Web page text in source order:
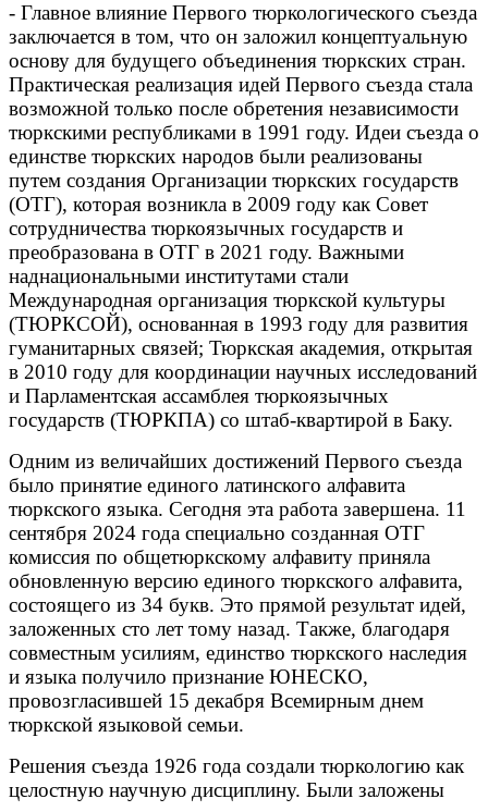
- Главное влияние Первого тюркологического съезда
заключается в том, что он заложил концептуальную
основу для будущего объединения тюркских стран.
Практическая реализация идей Первого съезда стала
возможной только после обретения независимости
тюркскими республиками в 1991 году. Идеи съезда о
единстве тюркских народов были реализованы
путем создания Организации тюркских государств
(ОТГ), которая возникла в 2009 году как Совет
сотрудничества тюркоязычных государств и
преобразована в ОТГ в 2021 году. Важными
наднациональными институтами стали
Международная организация тюркской культуры
(ТЮРКСОЙ), основанная в 1993 году для развития
гуманитарных связей; Тюркская академия, открытая
в 2010 году для координации научных исследований
и Парламентская ассамблея тюркоязычных
государств (ТЮРКПА) со штаб-квартирой в Баку.
Одним из величайших достижений Первого съезда
было принятие единого латинского алфавита
тюркского языка. Сегодня эта работа завершена. 11
сентября 2024 года специально созданная ОТГ
комиссия по общетюркскому алфавиту приняла
обновленную версию единого тюркского алфавита,
состоящего из 34 букв. Это прямой результат идей,
заложенных сто лет тому назад. Также, благодаря
совместным усилиям, единство тюркского наследия
и языка получило признание ЮНЕСКО,
провозгласившей 15 декабря Всемирным днем
тюркской языковой семьи.
Решения съезда 1926 года создали тюркологию как
целостную научную дисциплину. Были заложены